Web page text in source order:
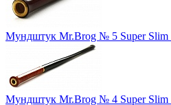
Мундштук Mr.Brog № 5 Super Slim
Мундштук Mr.Brog № 4 Super Slim